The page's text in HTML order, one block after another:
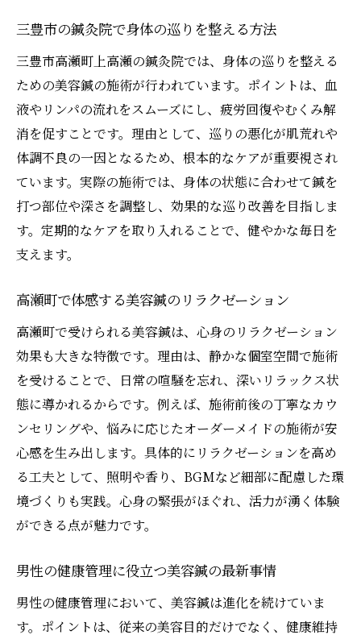
三豊市の鍼灸院で身体の巡りを整える方法
三豊市高瀬町上高瀬の鍼灸院では、身体の巡りを整える
ための美容鍼の施術が行われています。ポイントは、血
液やリンパの流れをスムーズにし、疲労回復やむくみ解
消を促すことです。理由として、巡りの悪化が肌荒れや
体調不良の一因となるため、根本的なケアが重要視され
ています。実際の施術では、身体の状態に合わせて鍼を
打つ部位や深さを調整し、効果的な巡り改善を目指しま
す。定期的なケアを取り入れることで、健やかな毎日を
支えます。
高瀬町で体感する美容鍼のリラクゼーション
高瀬町で受けられる美容鍼は、心身のリラクゼーション
効果も大きな特徴です。理由は、静かな個室空間で施術
を受けることで、日常の喧騒を忘れ、深いリラックス状
態に導かれるからです。例えば、施術前後の丁寧なカウ
ンセリングや、悩みに応じたオーダーメイドの施術が安
心感を生み出します。具体的にリラクゼーションを高め
る工夫として、照明や香り、BGMなど細部に配慮した環
境づくりも実践。心身の緊張がほぐれ、活力が湧く体験
ができる点が魅力です。
男性の健康管理に役立つ美容鍼の最新事情
男性の健康管理において、美容鍼は進化を続けていま
す。ポイントは、従来の美容目的だけでなく、健康維持